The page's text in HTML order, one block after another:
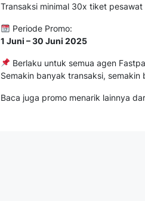
Transaksi minimal 30x tiket pesawat
Periode Promo:
1 Juni – 30 Juni 2025
Berlaku untuk semua agen
Semakin banyak transaksi, semakin
Baca juga promo menarik lainnya